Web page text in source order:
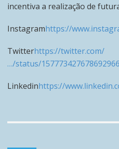
incentiva a realização de
Instagramhttps://
Twitterhttps://twitter.com/
…/status/
Linkedinhttps://